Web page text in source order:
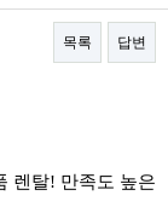
목록 답변
렌탈! 만족도 높은